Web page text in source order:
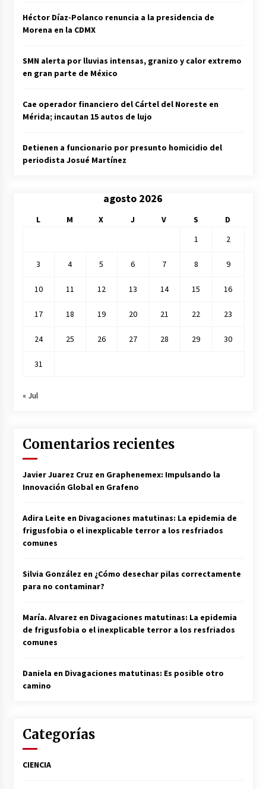
Héctor Díaz-Polanco renuncia a la presidencia de
Morena en la CDMX
SMN alerta por lluvias intensas, granizo y calor extremo
en gran parte de México
Cae operador financiero del Cártel del Noreste en
Mérida; incautan 15 autos de lujo
Detienen a funcionario por presunto homicidio del
periodista Josué Martínez
agosto 2026
L M X J V S
D
1
2
3 4 5 6 7 8 9
10 11 12 13 14 15 16
17 18 19 20 21 22 23
24 25 26 27 28 29 30
31
« Jul
Comentarios recientes
Javier Juarez Cruz en Graphenemex: Impulsando la
Innovación Global en Grafeno
Adira Leite en Divagaciones matutinas: La epidemia de
frigusfobia o el inexplicable terror a los resfriados
comunes
Silvia González en ¿Cómo desechar pilas correctamente
para no contaminar?
María. Alvarez en Divagaciones matutinas: La epidemia
de frigusfobia o el inexplicable terror a los resfriados
comunes
Daniela en Divagaciones matutinas: Es posible otro
camino
Categorías
CIENCIA